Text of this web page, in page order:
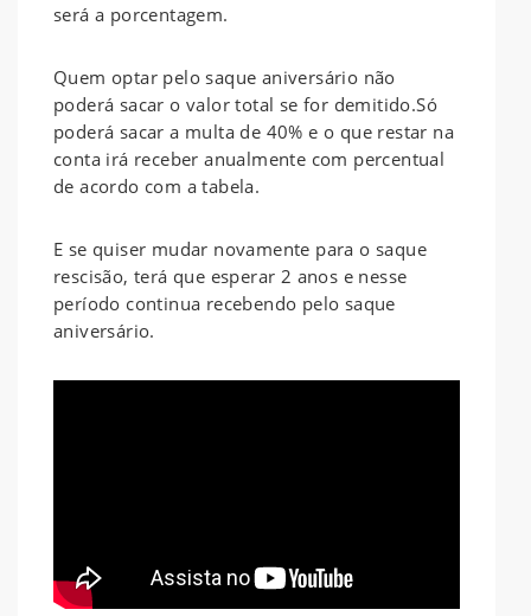
será a porcentagem.
Quem optar pelo saque aniversário não
poderá sacar o valor total se for demitido.Só
poderá sacar a multa de 40% e o que restar na
conta irá receber anualmente com percentual
de acordo com a tabela.
E se quiser mudar novamente para o saque
rescisão, terá que esperar 2 anos e nesse
período continua recebendo pelo saque
aniversário.